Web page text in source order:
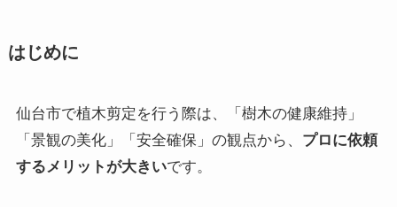
はじめに
仙台市で植木剪定を行う際は、「樹木の健康維持」
「景観の美化」「安全確保」の観点から、 プロに依頼
するメリットが大きいです。